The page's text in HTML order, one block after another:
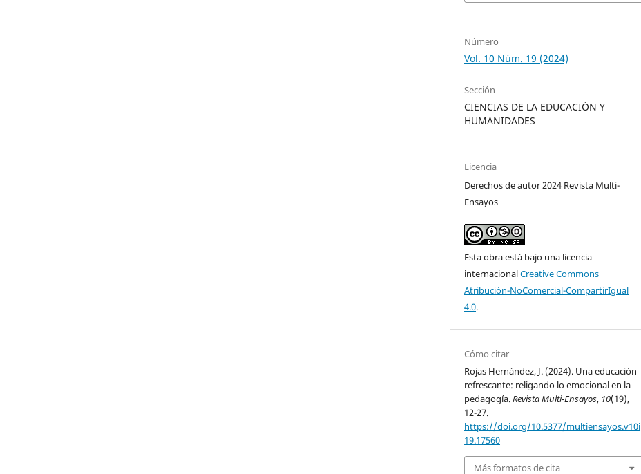
Número
Vol. 10 Núm. 19 (2024)
Sección
CIENCIAS DE LA EDUCACIÓN Y
HUMANIDADES
Licencia
Derechos de autor 2024 Revista Multi-
Ensayos
Esta obra está bajo una licencia
internacionalCreative Commons
Atribución-NoComercial-CompartirIgual
4.0.
Cómo citar
Rojas Hernández, J. (2024). Una educación
refrescante: religando lo emocional en la
pedagogía.Revista Multi-Ensayos, 10(19),
12-27.
https://doi.org/10.5377/multiensayos.v10i
19.17560
Más formatos de cita